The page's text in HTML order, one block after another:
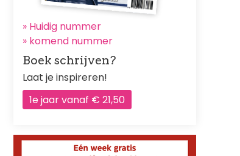
» Huidig nummer
» komend nummer
Boek schrijven?
Laat je inspireren!
1e jaar vanaf € 21,50